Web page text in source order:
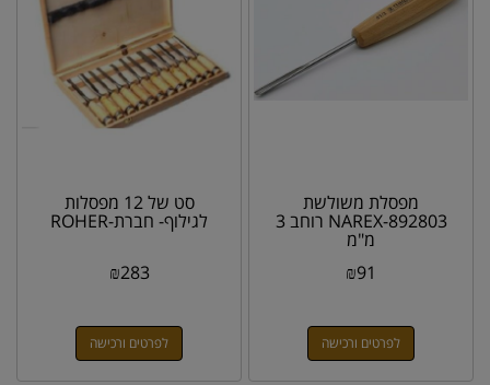
מפסלת משולשת
NAREX-892803 רוחב 3
מ"מ
₪91
לפרטים ורכישה
סט של 12 מפסלות
לגילוף- חברת-ROHER
₪283
לפרטים ורכישה